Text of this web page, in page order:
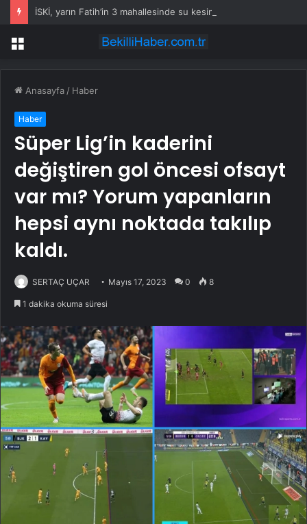
İSKİ, yarın Fatih’in 3 mahallesinde su kesintisi uygulayacak
Menü
Anasayfa / Haber
Haber
Süper Lig’in kaderini
değiştiren gol öncesi ofsayt
var mı? Yorum yapanların
hepsi aynı noktada takılıp
kaldı.
SERTAÇ UÇAR Mayıs 17, 2023 0 8
1 dakika okuma süresi